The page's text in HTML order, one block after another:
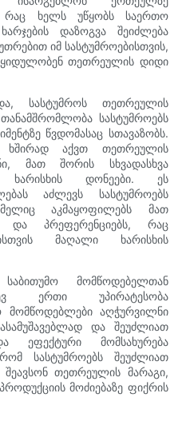
რაც ხელს უწყობს საერთო
დაზოგვა შეიძლება
იმ სასტუმროებისთვის,
თეთრეულის დიდი
სასტუმროს თეთრეულის
სასტუმროებს
წვდომასაც სთავაზობს.
ხშირად აქვთ თეთრეულის
მათ შორის სხვადასხვა
დონეები. ეს
აძლევს სასტუმროებს
აკმაყოფილებს მათ
და პრეფერენციებს, რაც
მაღალი ხარისხის
მომწოდებელთან
ერთი უპირატესობა
მომწოდებლები აღჭურვილნი
და შეუძლიათ
ეფექტური მომსახურება
სასტუმროებს შეუძლიათ
შეავსონ თეთრეულის მარაგი,
მოძიებაზე ფიქრის